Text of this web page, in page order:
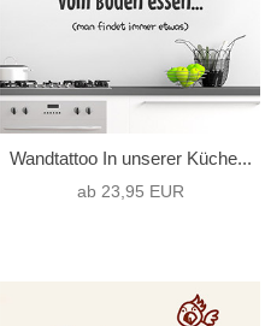
Wandtattoo In unserer Küche...
ab 23,95 EUR